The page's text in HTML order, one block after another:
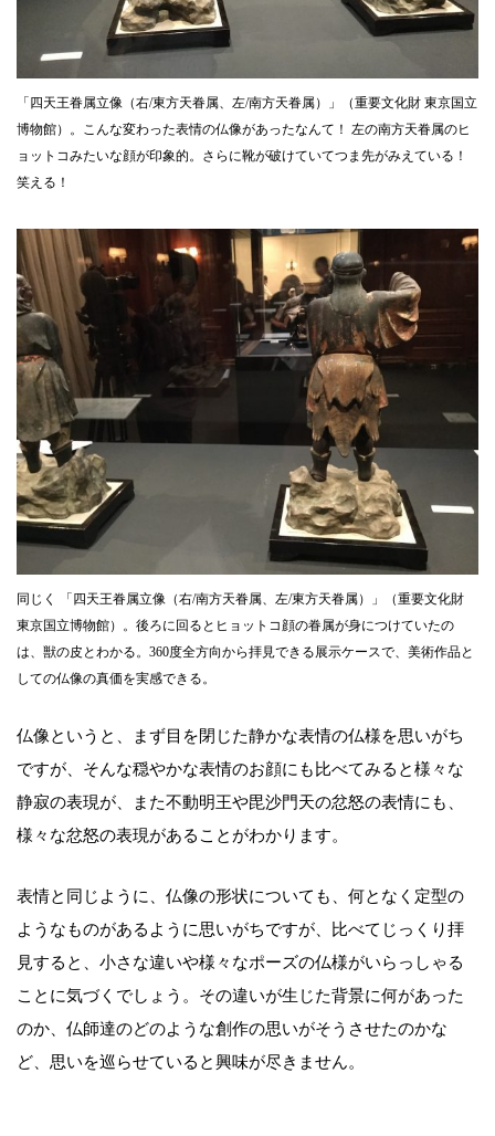
「四天王眷属立像（右/東方天眷属、左/南方天眷属）」（重要文化財 東京国立
博物館）。こんな変わった表情の仏像があったなんて！ 左の南方天眷属のヒ
ョットコみたいな顔が印象的。さらに靴が破けていてつま先がみえている！
笑える！
同じく 「四天王眷属立像（右/南方天眷属、左/東方天眷属）」（重要文化財
東京国立博物館）。後ろに回るとヒョットコ顔の眷属が身につけていたの
は、獣の皮とわかる。360度全方向から拝見できる展示ケースで、美術作品と
しての仏像の真価を実感できる。
仏像というと、まず目を閉じた静かな表情の仏様を思いがち
ですが、そんな穏やかな表情のお顔にも比べてみると様々な
静寂の表現が、また不動明王や毘沙門天の忿怒の表情にも、
様々な忿怒の表現があることがわかります。
表情と同じように、仏像の形状についても、何となく定型の
ようなものがあるように思いがちですが、比べてじっくり拝
見すると、小さな違いや様々なポーズの仏様がいらっしゃる
ことに気づくでしょう。その違いが生じた背景に何があった
のか、仏師達のどのような創作の思いがそうさせたのかな
ど、思いを巡らせていると興味が尽きません。